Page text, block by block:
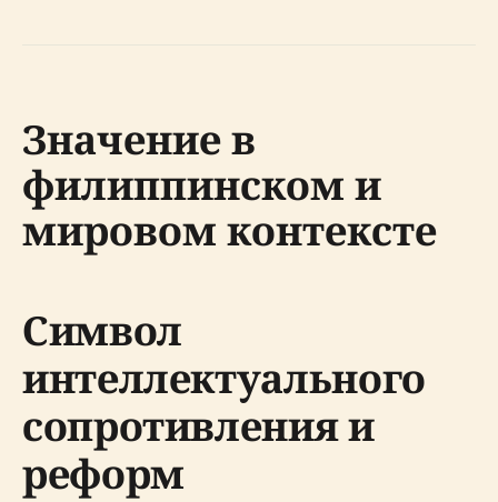
Значение в
филиппинском и
мировом контексте
Символ
интеллектуального
сопротивления и
реформ